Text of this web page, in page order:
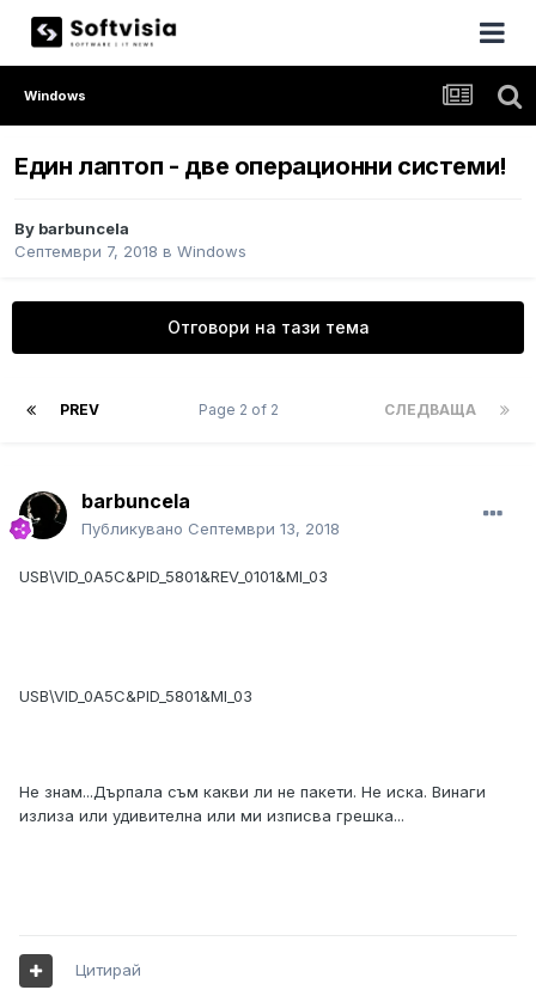
Windows
Един лаптоп - две операционни системи!
By barbuncela
Септември 7, 2018 в Windows
Отговори на тази тема
PREV СЛЕДВАЩА
Page 2 of 2
barbuncela
Публикувано Септември 13, 2018
USB\VID_0A5C&PID_5801&REV_0101&MI_03
USB\VID_0A5C&PID_5801&MI_03
Не знам...Дърпала съм какви ли не пакети. Не иска. Винаги
излиза или удивителна или ми изписва грешка...
Цитирай